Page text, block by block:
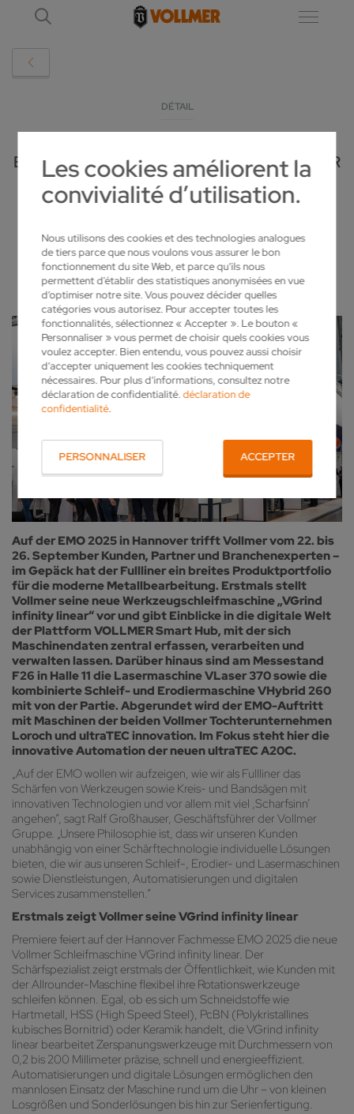
Les cookies améliorent la
convivialité d’utilisation.
Nous utilisons des cookies et des technologies analogues
de tiers parce que nous voulons vous assurer le bon
fonctionnement du site Web, et parce qu’ils nous
permettent d'établir des statistiques anonymisées en vue
d’optimiser notre site. Vous pouvez décider quelles
catégories vous autorisez. Pour accepter toutes les
fonctionnalités, sélectionnez « Accepter ». Le bouton «
Personnaliser » vous permet de choisir quels cookies vous
voulez accepter. Bien entendu, vous pouvez aussi choisir
d’accepter uniquement les cookies techniquement
nécessaires. Pour plus d’informations, consultez notre
déclaration de confidentialité.déclaration de
confidentialité.
PERSONNALISER ACCEPTER
DÉTAIL
EMO 2025: VOLLMER MIT SCHARFSINN FÜR
DIE METALLBRANCHE
Auf der EMO 2025 in Hannover trifft Vollmer vom 22. bis
26. September Kunden, Partner und Branchenexperten –
im Gepäck hat der Fullliner ein breites Produktportfolio
für die moderne Metallbearbeitung. Erstmals stellt
Vollmer seine neue Werkzeugschleifmaschine „VGrind
infinity linear“ vor und gibt Einblicke in die digitale Welt
der Plattform VOLLMER Smart Hub, mit der sich
Maschinendaten zentral erfassen, verarbeiten und
verwalten lassen. Darüber hinaus sind am Messestand
F26 in Halle 11 die Lasermaschine VLaser 370 sowie die
kombinierte Schleif- und Erodiermaschine VHybrid 260
mit von der Partie. Abgerundet wird der EMO-Auftritt
mit Maschinen der beiden Vollmer Tochterunternehmen
Loroch und ultraTEC innovation. Im Fokus steht hier die
innovative Automation der neuen ultraTEC A20C.
„Auf der EMO wollen wir aufzeigen, wie wir als Fullliner das
Schärfen von Werkzeugen sowie Kreis- und Bandsägen mit
innovativen Technologien und vor allem mit viel ,Scharfsinn‘
angehen“, sagt Ralf Großhauser, Geschäftsführer der Vollmer
Gruppe. „Unsere Philosophie ist, dass wir unseren Kunden
unabhängig von einer Schärftechnologie individuelle Lösungen
bieten, die wir aus unseren Schleif-, Erodier- und Lasermaschinen
sowie Dienstleistungen, Automatisierungen und digitalen
Services zusammenstellen.“
Erstmals zeigt Vollmer seine VGrind infinity linear
Premiere feiert auf der Hannover Fachmesse EMO 2025 die neue
Vollmer Schleifmaschine VGrind infinity linear. Der
Schärfspezialist zeigt erstmals der Öffentlichkeit, wie Kunden mit
der Allrounder-Maschine flexibel ihre Rotationswerkzeuge
schleifen können. Egal, ob es sich um Schneidstoffe wie
Hartmetall, HSS (High Speed Steel), PcBN (Polykristallines
kubisches Bornitrid) oder Keramik handelt, die VGrind infinity
linear bearbeitet Zerspanungswerkzeuge mit Durchmessern von
0,2 bis 200 Millimeter präzise, schnell und energieeffizient.
Automatisierungen und digitale Lösungen ermöglichen den
mannlosen Einsatz der Maschine rund um die Uhr – von kleinen
Losgrößen und Sonderlösungen bis hin zur Serienfertigung.